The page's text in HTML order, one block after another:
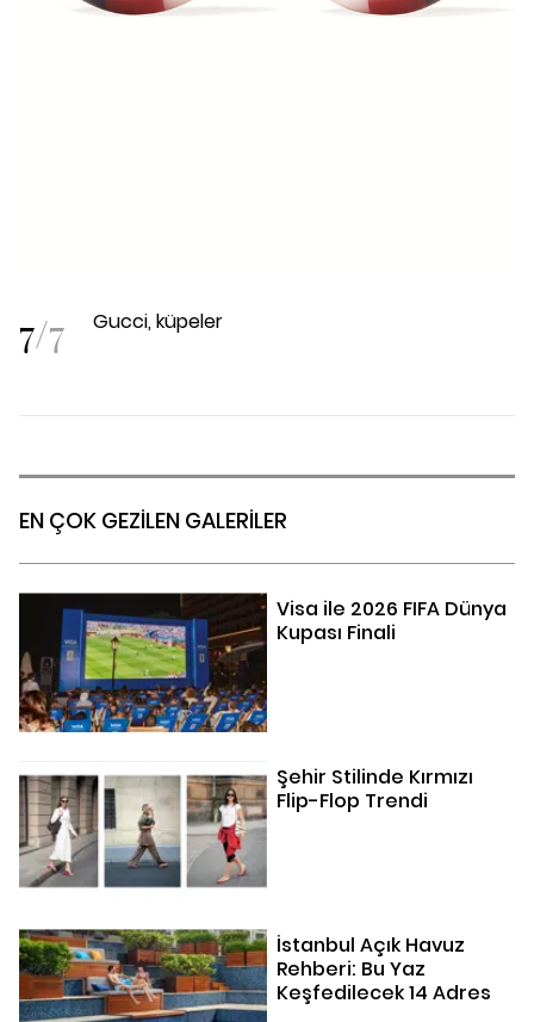
7/7 Gucci, küpeler
EN ÇOK GEZİLEN GALERİLER
Visa ile 2026 FIFA Dünya
Kupası Finali
Şehir Stilinde Kırmızı
Flip-Flop Trendi
İstanbul Açık Havuz
Rehberi: Bu Yaz
Keşfedilecek 14 Adres